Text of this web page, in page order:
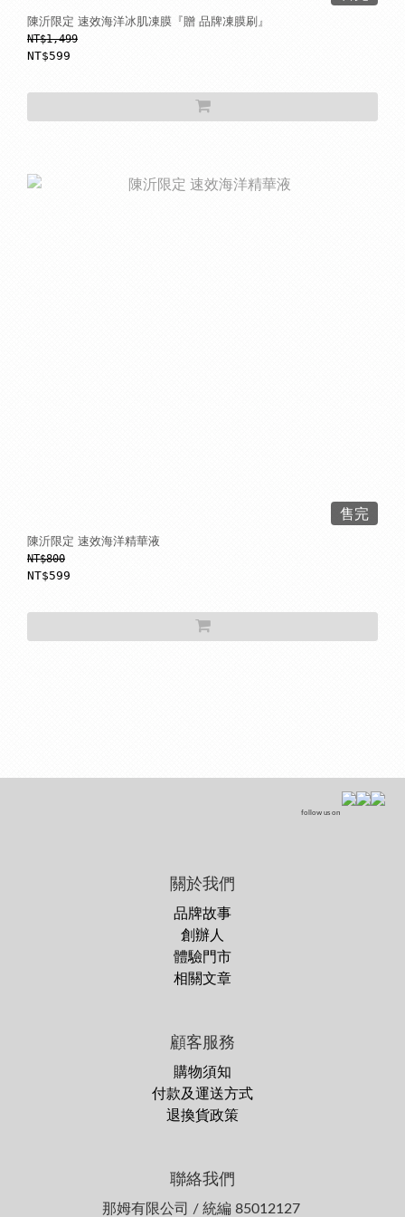
陳沂限定 速效海洋冰肌凍膜『贈 品牌凍膜刷』
NT$1,499
NT$599
售完
陳沂限定 速效海洋精華液
NT$800
NT$599
follow us on
關於我們
品牌故事
創辦人
體驗門市
相關文章
顧客服務
購物須知
付款及運送方式
退換貨政策
聯絡我們
那姆有限公司 / 統編 85012127